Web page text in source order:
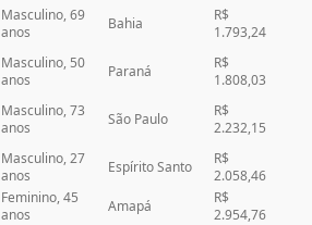
Masculino, 69
anos
Bahia
R$
1.793,24
Masculino, 50
anos
Paraná
R$
1.808,03
Masculino, 73
anos
São Paulo
R$
2.232,15
Masculino, 27
anos
Espírito Santo
R$
2.058,46
Feminino, 45
anos
Amapá
R$
2.954,76